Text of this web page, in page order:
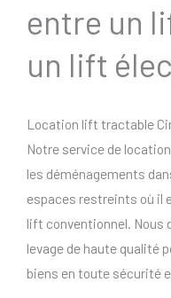
entre un
un lift
Location lift tractable
Notre service de
les déménagements
espaces restreints où il
lift conventionnel. Nous
levage de haute qualité
biens en toute sécurité